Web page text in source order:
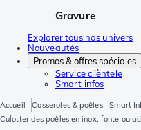
Gravure
Explorer tous nos univers
Nouveautés
Promos & offres spéciales
Service clièntele
Smart infos
Accueil Casseroles & poêles Smart
Culotter des poêles en inox, fonte ou